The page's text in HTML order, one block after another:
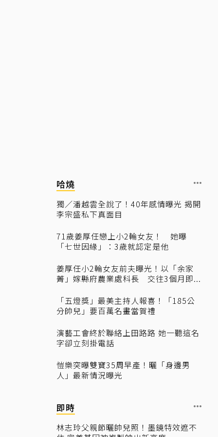
哈燒
獨／潘越雲全說了！40年感情曝光 揭開
李宗盛私下真面目
71歲姜厚任戀上小2輪女友！ 她曝
「七世因緣」：3歲就認定是他
姜厚任小2輪女友前夫曝光！以「余家
菁」嫁縣府農業處科長 交往3個月即...
「五燈獎」最美主持人報喜！「185公
分帥兒」要百萬名畫當賀禮
演藝工會終於聯絡上田路路 她一聽這名
字卻立刻掛電話
愷樂突曝雙寶35周早產！曬「身邊男
人」最新情況曝光
即時
林志玲父親節曬帥兒照！墨鏡特效遮不